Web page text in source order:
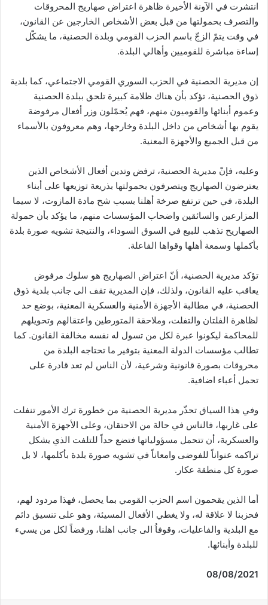
انتشرت في الآونة الأخيرة ظاهرة اعتراض صهاريج المحروقات
والتصرف بحمولتها من قبل بعض الأشخاص الخارجين عن القانون،
في وقت يتمّ الزجّ باسم الحزب القومي وبلدة الحصنية، ما يشكّل
إساءة مباشرة للقوميين وأهالي البلدة.
إن مديرية الحصنية في الحزب السوري القومي الاجتماعي، كما بلدية
ذوق الحصنية، تؤكد بأن هناك ظلامة كبيرة تلحق ببلدة الحصنية
وعموم أبنائها والقوميون منهم، فهم يُحمّلون وزر أفعال مرفوضة
يقوم بها أشخاص من داخل البلدة وخارجها، وهم معروفون بالأسماء
من قبل الجميع والأجهزة المعنية.
وعليه، فإنّ مديرية الحصنية، ترفض وتدين أفعال الأشخاص الذين
يعترضون الصهاريج ويتصرفون بحمولتها بذريعة توزيعها على أبناء
البلدة، في حين ترتفع صرخة أهلنا بسبب شح مادة المازوت، لا سيما
المزارعين والسائقين واضحاب المؤسسات منهم، ما يؤكد بأن حمولة
الصهاريح تذهب للبيع في السوق السوداء، والنتيجة تشويه صورة بلدة
بأكملها وسمعة أهلها وقواها الفاعلة.
تؤكد مديرية الحصنية، أنّ اعتراض الصهاريج هو سلوك مرفوض
يعاقب عليه القانون، ولذلك، فإن المديرية تقف الى جانب بلدية ذوق
الحصنية، في مطالبة الأجهزة الأمنية والعسكرية المعنية، بوضع حد
لظاهرة الفلتان والتفلت، وملاحقة المتورطين واعتقالهم وتحويلهم
للمحاكمة ليكونوا عبرة لكل من تسول له نفسه مخالفة القانون. كما
تطالب مؤسسات الدولة المعنية بتوفير ما تحتاجه البلدة من
محروقات بصورة قانونية وشرعية، لأن الناس لم تعد قادرة على
تحمل أعباء اضافية.
وفي هذا السياق تحذّر مديرية الحصنية من خطورة ترك الأمور تنفلت
على غاربها، فالناس في حالة من الاحتقان، وعلى الأجهزة الأمنية
والعسكرية، أن تتحمل مسؤولياتها فتضع حداً للتلفت الذي يشكل
تراكمه عنواناً للفوضى وامعاناً في تشويه صورة بلدة بأكلمها، لا بل
صورة كل منطقة عكار.
أما الذين يقحمون اسم الحزب القومي بما يحصل، فهذا مردود لهم،
فحزبنا لا علاقة له، ولا يغطي الأفعال المسيئة، وهو على تنسيق دائم
مع البلدية والفاعليات، وقوفاُ الى جانب اهلنا، ورفضاً لكل من يسيء
للبلدة وأبنائها.
08/08/2021